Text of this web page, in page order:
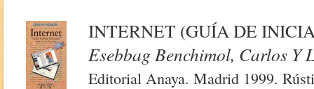
INTERNET (GUÍA DE
Esebbag Benchimol, Carlos Y
Editorial Anaya. Madrid 1999.